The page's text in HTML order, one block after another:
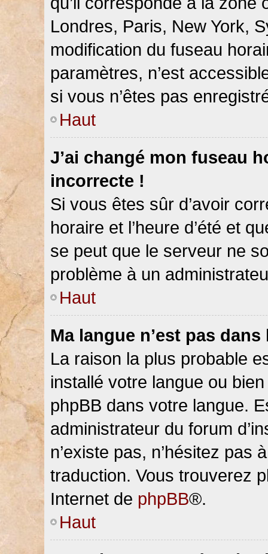
Londres, Paris, New York,
modification du fuseau
paramètres, n’est
si vous n’êtes pas
Haut
J’ai changé mon fuseau
incorrecte !
Si vous êtes sûr d’avoir
horaire et l’heure d’été et
se peut que le serveur ne
problème à un
Haut
Ma langue n’est pas
La raison la plus probable
installé votre langue ou
phpBB dans votre langue.
administrateur du forum
n’existe pas, n’hésitez pas
traduction. Vous trouverez
Internet de phpBB®.
Haut